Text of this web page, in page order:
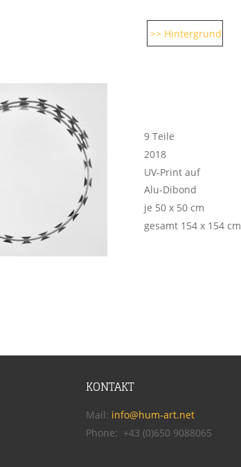
KONTAKT
Mail: info@hum-art.net
Phone:  +43 (0)650 9088065
9 Teile
2018
UV-Print auf
Alu-Dibond
je 50 x 50 cm
gesamt 154 x 154 cm
>> Hintergrund